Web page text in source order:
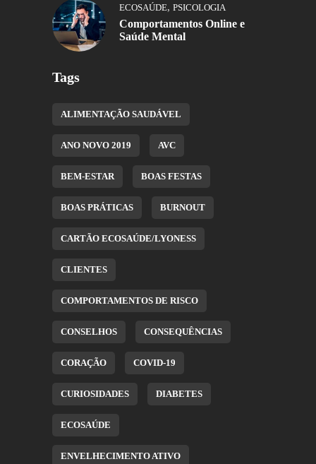
ECOSAÚDE, PSICOLOGIA
Comportamentos Online e
Saúde Mental
Tags
ALIMENTAÇÃO SAUDÁVEL
ANO NOVO 2019 AVC
BEM-ESTAR BOAS FESTAS
BOAS PRÁTICAS BURNOUT
CARTÃO ECOSAÚDE/LYONESS
CLIENTES
COMPORTAMENTOS DE RISCO
CONSELHOS CONSEQUÊNCIAS
CORAÇÃO COVID-19
CURIOSIDADES DIABETES
ECOSAÚDE
ENVELHECIMENTO ATIVO